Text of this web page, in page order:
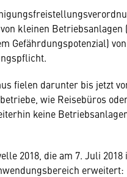
kleinen Betriebsanlagen
Gefährdungspotenzial)
fielen darunter bis jetzt
wie Reisebüros
keine
2018, die am 7. Juli
erweitert: